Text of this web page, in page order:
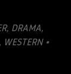
, DRAMA,
WESTERN•